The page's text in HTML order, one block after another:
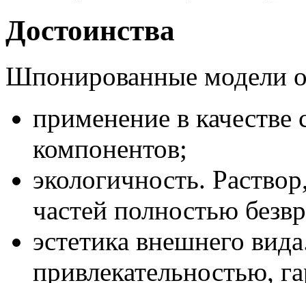
Достоинства
Шпонированные модели
применение в
компонентов;
экологичность.
частей полностью
эстетика внешнего
привлекательностью,